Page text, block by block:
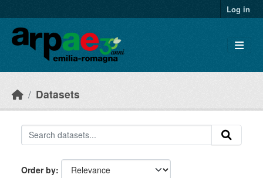
Log in
Datasets
Order by